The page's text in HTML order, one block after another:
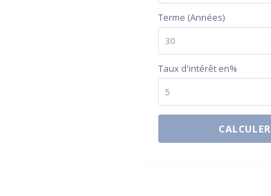
Terme (Années)
Taux d'intérêt en%
CALCULER
$500 / month